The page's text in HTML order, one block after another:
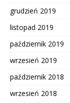
grudzień 2019
listopad 2019
październik 2019
wrzesień 2019
październik 2018
wrzesień 2018